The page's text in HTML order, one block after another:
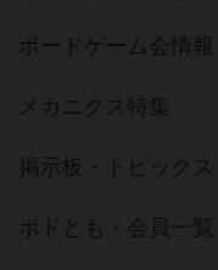
ボードゲーム会情報
メカニクス特集
掲示板・トピックス
ボドとも・会員一覧